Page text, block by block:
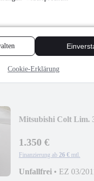
Cookie-Erklärung
Mercedes-Benz GLC
25.490 €¹
Finanzierung ab 265 € mtl.
Unfallfrei•EZ 04/
Mitsubishi Colt Lim.
1.350 €
Finanzierung ab 26 € mtl.
Unfallfrei • EZ 03/